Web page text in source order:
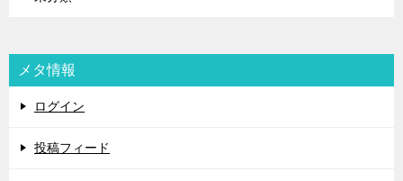
メタ情報
ログイン
投稿フィード